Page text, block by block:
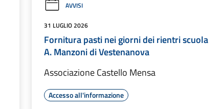
AVVISI
31 LUGLIO 2026
Fornitura pasti nei giorni dei rientri scuola
A. Manzoni di Vestenanova
Associazione Castello Mensa
Accesso all'informazione